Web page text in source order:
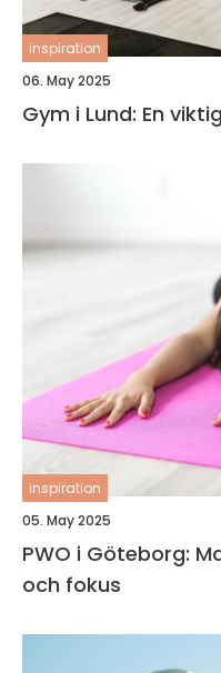
inspiration
06. May 2025
Gym i Lund: En
inspiration
05. May 2025
PWO i Göteborg:
och fokus